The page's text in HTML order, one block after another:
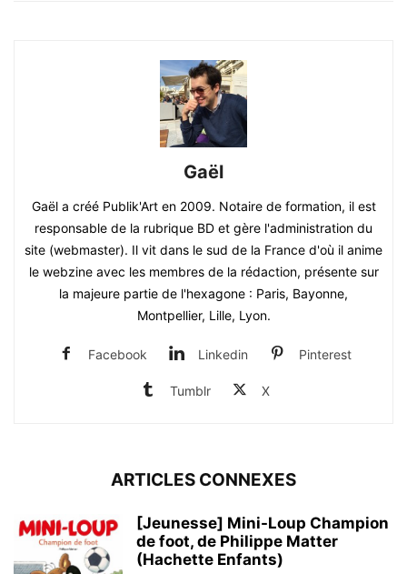
Gaël
Gaël a créé Publik'Art en 2009. Notaire de formation, il est
responsable de la rubrique BD et gère l'administration du
site (webmaster). Il vit dans le sud de la France d'où il anime
le webzine avec les membres de la rédaction, présente sur
la majeure partie de l'hexagone : Paris, Bayonne,
Montpellier, Lille, Lyon.
Facebook Linkedin Pinterest
Tumblr X
ARTICLES CONNEXES
[Jeunesse] Mini-Loup Champion
de foot, de Philippe Matter
(Hachette Enfants)